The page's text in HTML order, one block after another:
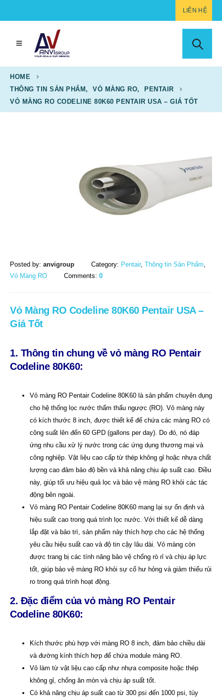
LIÊN HỆ
HOME
THÔNG TIN SẢN PHẨM , VỎ MÀNG RO,
PENTAIR
VỎ MÀNG RO CODELINE 80K60 PENTAIR USA – GIÁ TỐT
Posted by: anvigroup Category: Pentair, Thông tin Sản Phẩm
Vỏ Màng RO
Comments: 0
Vỏ Màng RO Codeline 80K60 Pentair USA –
Giá Tốt
1. Thông tin chung vềvỏ màng RO Pentair
Codeline 80K60:
Vỏ màng RO Pentair Codeline 80K60 là sản phẩm chuyên dụng
cho hệ thống lọc nước thẩm thấu ngược (RO). Vỏ màng này
có kích thước 8 inch, được thiết kế để chứa các màng RO có
công suất lên đến 60 GPD (gallons per day). Do đó, nó đáp
ứng nhu cầu xử lý nước trong các ứng dụng thương mại và
công nghiệp. Vật liệu cao cấp từ thép không gỉ hoặc nhựa chất
lượng cao đảm bảo độ bền và khả năng chịu áp suất cao. Điều
này, giúp tối ưu hiệu quả lọc và bảo vệ màng RO khỏi các tác
động bên ngoài.
Vỏ màng RO Pentair Codeline 80K60 mang lại sự ổn định và
hiệu suất cao trong quá trình lọc nước. Với thiết kế dễ dàng
lắp đặt và bảo trì, sản phẩm này thích hợp cho các hệ thống
yêu cầu hiệu suất cao và độ tin cậy lâu dài. Vỏ màng còn
được trang bị các tính năng bảo vệ chống rò rỉ và chịu áp lực
tốt, giúp bảo vệ màng RO khỏi sự cố hư hỏng và giảm thiểu rủi
ro trong quá trình hoạt động.
2. Đặc điểm của vỏ màng RO Pentair
Codeline 80K60:
Kích thước phù hợp với màng RO 8 inch, đảm bảo chiều dài
và đường kính thích hợp để chứa module màng RO.
Vỏ làm từ vật liệu cao cấp như nhựa composite hoặc thép
không gỉ, chống ăn mòn và chịu áp suất tốt.
Có khả năng chịu áp suất cao từ 300 psi đến 1000 psi, tùy